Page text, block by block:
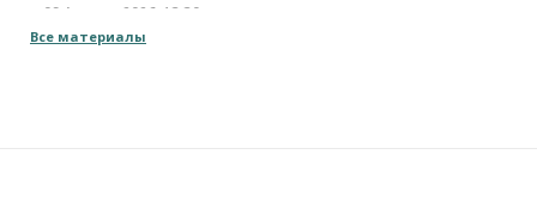
09 Августа 2026, 13:30
Все материалы